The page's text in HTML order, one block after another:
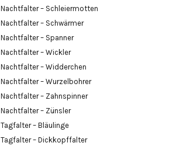
Nachtfalter – Schleiermotten
Nachtfalter – Schwärmer
Nachtfalter – Spanner
Nachtfalter – Wickler
Nachtfalter – Widderchen
Nachtfalter – Wurzelbohrer
Nachtfalter – Zahnspinner
Nachtfalter – Zünsler
Tagfalter – Bläulinge
Tagfalter – Dickkopffalter